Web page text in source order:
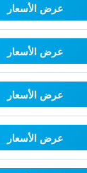
عرض الأسعار
عرض الأسعار
عرض الأسعار
عرض الأسعار